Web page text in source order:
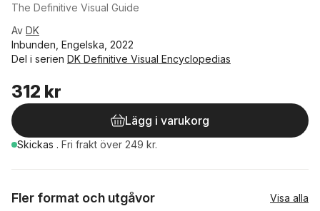
The Definitive Visual Guide
Av DK
Inbunden, Engelska, 2022
Del i serien DK Definitive Visual Encyclopedias
312 kr
Lägg i varukorg
Skickas . Fri frakt över 249 kr.
Fler format och utgåvor Visa alla